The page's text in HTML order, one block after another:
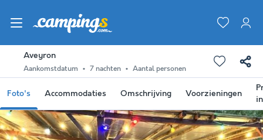
Aveyron
Aankomstdatum 7 nachten Aantal personen
Foto's Accommodaties Omschrijving Voorzieningen